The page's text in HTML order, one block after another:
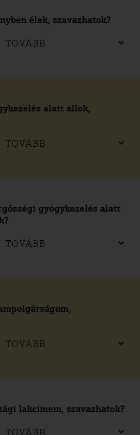
élek, szavazhatok?
TOVÁBB
alatt állok,
TOVÁBB
gyógykezelés alatt
TOVÁBB
TOVÁBB
lakcímem, szavazhatok?
TOVÁBB